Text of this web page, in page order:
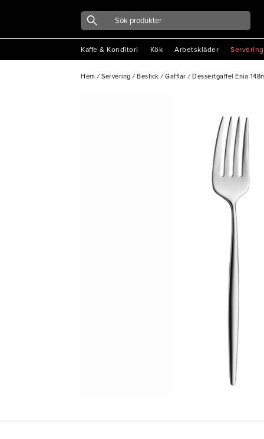
Kaffe & Konditori Kök Arbetskläder Servering
Hem / Servering / Bestick / Gafflar / Dessertgaffel Enia